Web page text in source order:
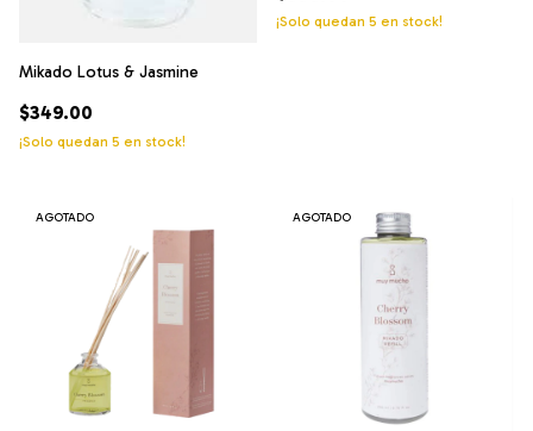
Mikado Lotus & Jasmine
$349.00
¡Solo quedan 5 en stock!
¡Solo quedan 5 en stock!
AGOTADO AGOTADO